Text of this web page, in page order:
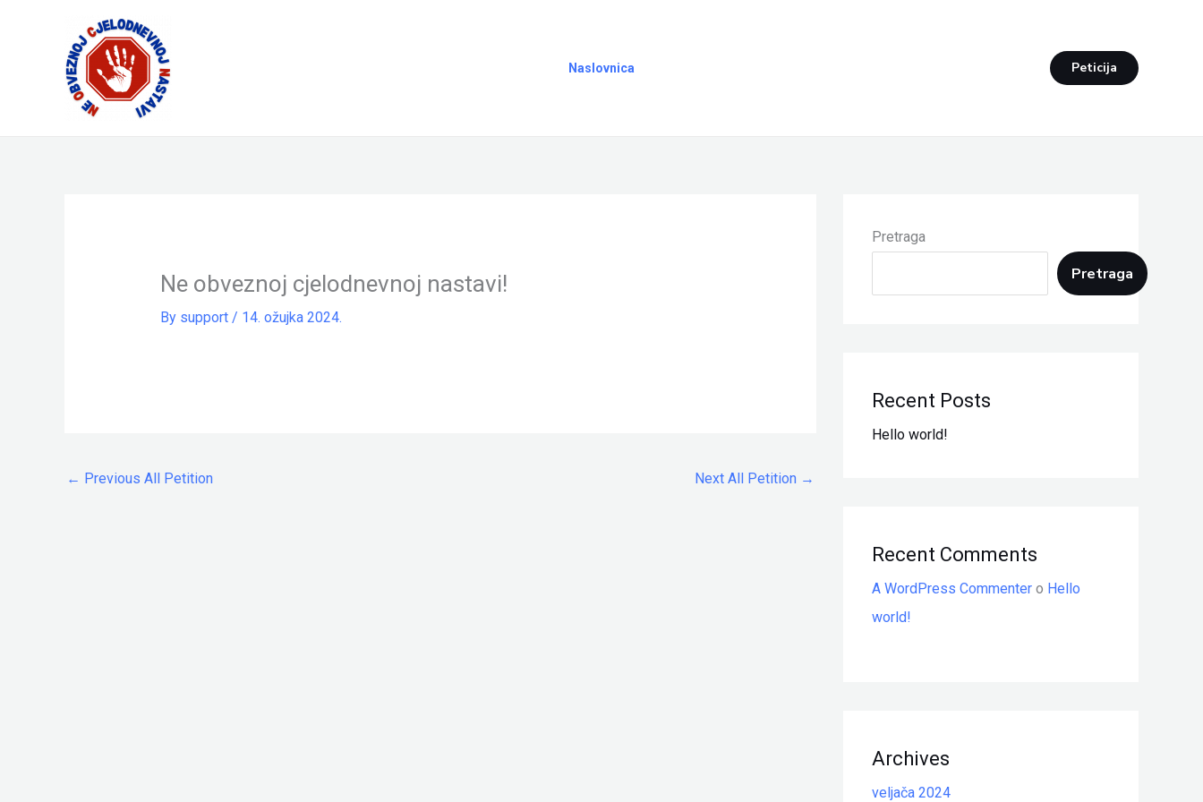
Naslovnica Peticija
Ne obveznoj cjelodnevnoj nastavi!
By support / 14. ožujka 2024.
← Previous All Petition Next All Petition →
Pretraga
Pretraga
Recent Posts
Hello world!
Recent Comments
A WordPress Commenter o Hello
world!
Archives
veljača 2024